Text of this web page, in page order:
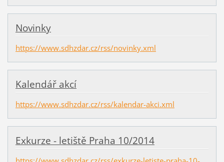
Novinky
https://www.sdhzdar.cz/rss/novinky.xml
Kalendář akcí
https://www.sdhzdar.cz/rss/kalendar-akci.xml
Exkurze - letiště Praha 10/2014